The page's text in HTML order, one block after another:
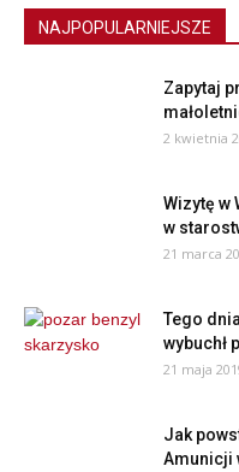
NAJPOPULARNIEJSZE
Zapytaj
2 kwietnia
Wizytę w
w
21 marca
Tego
wybuchł
21 maja
Jak
Amunicji